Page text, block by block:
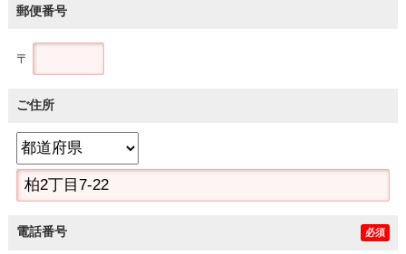
郵便番号
〒
ご住所
電話番号 必須